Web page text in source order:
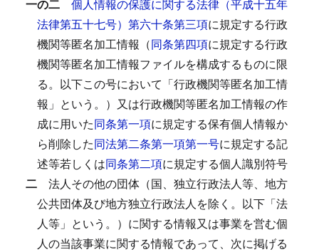
一の二 個人情報の保護に関する法律（平成十五年
法律第五十七号）第六十条第三項に規定する行政
機関等匿名加工情報（同条第四項に規定する行政
機関等匿名加工情報ファイルを構成するものに限
る。以下この号において「行政機関等匿名加工情
報」という。）又は行政機関等匿名加工情報の作
成に用いた同条第一項に規定する保有個人情報か
ら削除した同法第二条第一項第一号に規定する記
述等若しくは同条第二項に規定する個人識別符号
二 法人その他の団体（国、独立行政法人等、地方
公共団体及び地方独立行政法人を除く。以下「法
人等」という。）に関する情報又は事業を営む個
人の当該事業に関する情報であって、次に掲げる